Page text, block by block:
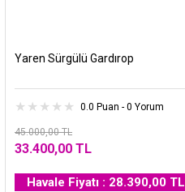
Yaren Sürgülü Gardırop
0.0 Puan - 0 Yorum
45.000,00 TL
33.400,00 TL
Havale Fiyatı : 28.390,00 TL